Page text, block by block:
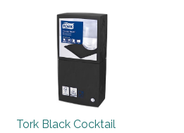
Tork Black Cocktail